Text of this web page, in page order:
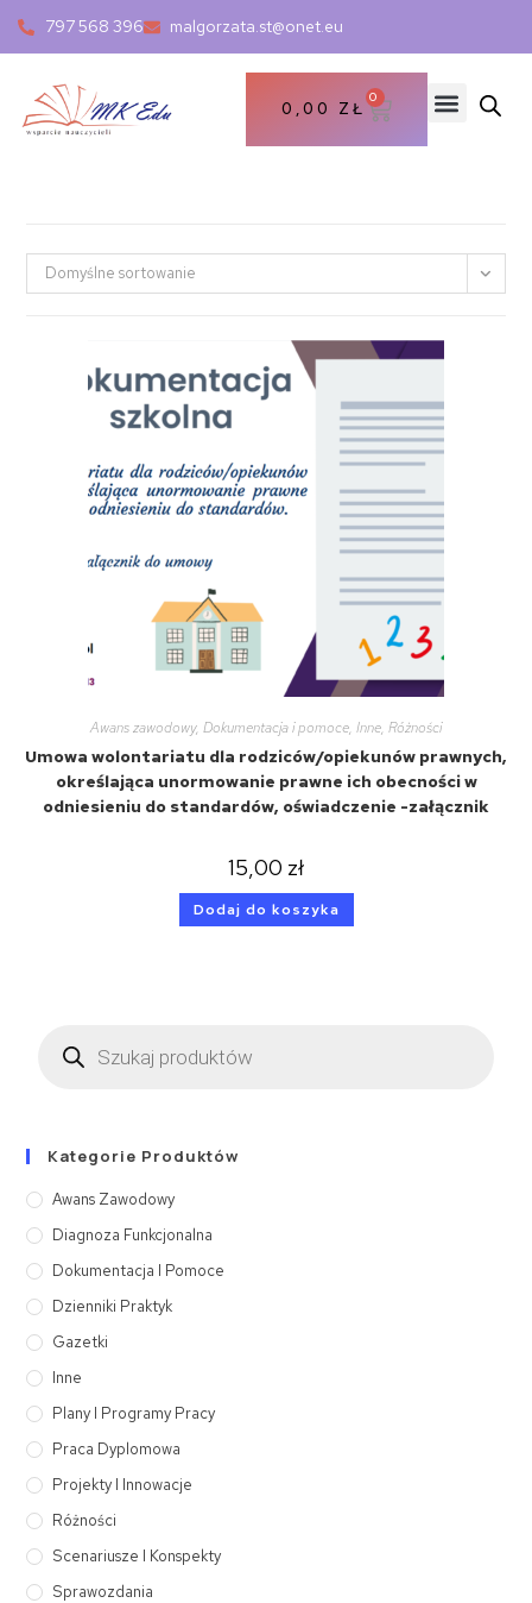
797 568 396 malgorzata.st@onet.eu
0,00 ZŁ
0
Domyślne sortowanie
Awans zawodowy, Dokumentacja i pomoce, Inne, Różności
Umowa wolontariatu dla rodziców/opiekunów prawnych,
określająca unormowanie prawne ich obecności w
odniesieniu do standardów, oświadczenie -załącznik
15,00 zł
Dodaj do koszyka
Kategorie Produktów
Awans Zawodowy
Diagnoza Funkcjonalna
Dokumentacja I Pomoce
Dzienniki Praktyk
Gazetki
Inne
Plany I Programy Pracy
Praca Dyplomowa
Projekty I Innowacje
Różności
Scenariusze I Konspekty
Sprawozdania